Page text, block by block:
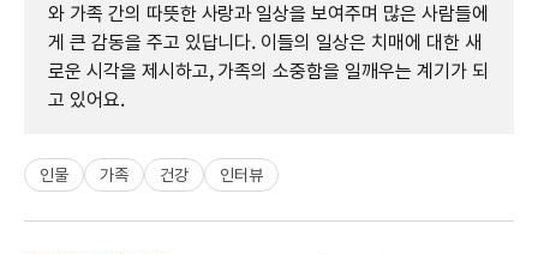
와 가족 간의 따뜻한 사랑과 일상을 보여주며 많은 사람들에
게 큰 감동을 주고 있답니다. 이들의 일상은 치매에 대한 새
로운 시각을 제시하고, 가족의 소중함을 일깨우는 계기가 되
고 있어요.
인물 가족 건강 인터뷰